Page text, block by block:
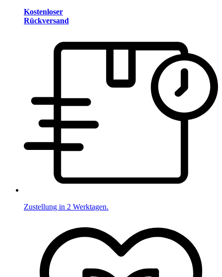
Kostenloser
Rückversand
Zustellung in 2 Werktagen.